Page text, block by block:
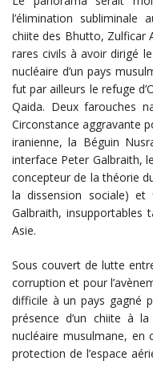
l’élimination subliminale
chiite des Bhutto, Zulficar
rares civils à avoir dirigé
nucléaire d’un pays
fut par ailleurs le refuge
Qaida. Deux farouches
Circonstance aggravante
iranienne, la Béguin
interface Peter Galbraith,
concepteur de la théorie
la dissension sociale) et
Galbraith, insupportables
Asie.
Sous couvert de lutte
corruption et pour
difficile à un pays gagné
présence d’un chiite à
nucléaire musulmane, en
protection de l’espace